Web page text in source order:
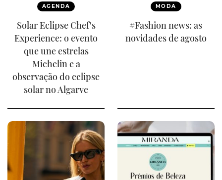
AGENDA
Solar Eclipse Chef's
Experience: o evento
que une estrelas
Michelin e a
observação do eclipse
solar no Algarve
MODA
#Fashion news: as
novidades de agosto